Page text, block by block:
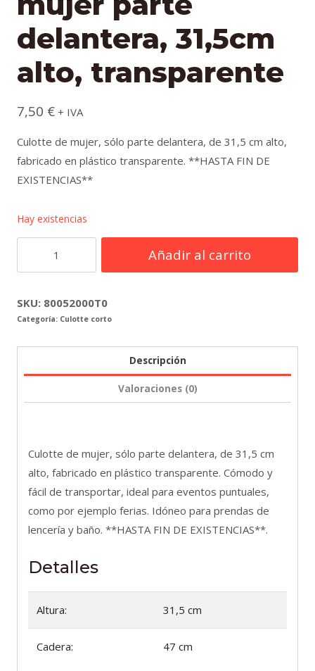
delantera, 31,5cm
alto, transparente
7,50 € + IVA
Culotte de mujer, sólo parte delantera, de 31,5 cm alto,
fabricado en plástico transparente. **HASTA FIN DE
EXISTENCIAS**
Hay existencias
parte
delantera,
transparente
Añadir al carrito
SKU: 80052000T0
Categoría: Culotte corto
Descripción
Valoraciones (0)
Culotte de mujer, sólo parte delantera, de 31,5 cm
alto, fabricado en plástico transparente. Cómodo y
fácil de transportar, ideal para eventos puntuales,
como por ejemplo ferias. Idóneo para prendas de
lencería y baño. **HASTA FIN DE EXISTENCIAS**.
Detalles
Altura: 31,5 cm
Cadera: 47 cm